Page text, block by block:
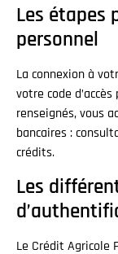
Les étapes
personnel
La connexion à
votre code
renseignés, vous
bancaires :
crédits.
Les
Le Crédit Agricole